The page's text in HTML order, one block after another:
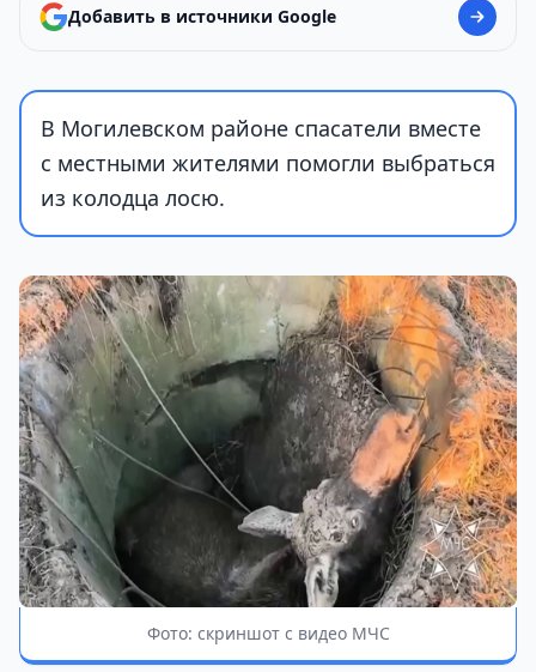
Добавить в источники Google
В Могилевском районе спасатели вместе
с местными жителями помогли выбраться
из колодца лосю.
Фото: скриншот с видео МЧС